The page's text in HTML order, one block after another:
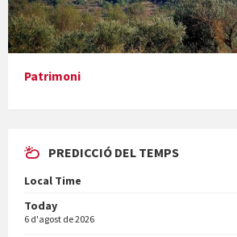
En Bum
Vermuts a la Font. Hit parit
Patrimoni
PREDICCIÓ DEL TEMPS
Local Time
Today
6 d'agost de 2026